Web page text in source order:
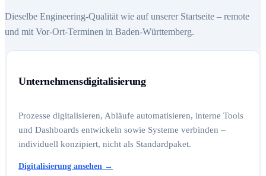
Dieselbe Engineering-Qualität wie auf unserer Startseite – remote
und mit Vor-Ort-Terminen in Baden-Württemberg.
Unternehmensdigitalisierung
Prozesse digitalisieren, Abläufe automatisieren, interne Tools
und Dashboards entwickeln sowie Systeme verbinden –
individuell konzipiert, nicht als Standardpaket.
Digitalisierung ansehen →